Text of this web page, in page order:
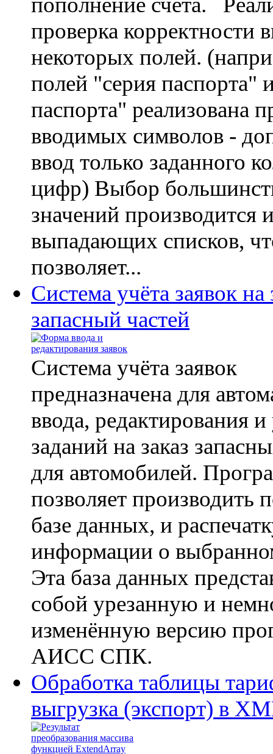
проверка корректности
некоторых полей.
полей "серия паспорта"
паспорта" реализована
вводимых символов -
ввод только заданного
цифр) Выбор
значений производится
выпадающих списков,
позволяет...
Система учёта заявок на
запасный частей
Система учёта заявок
предназначена для
ввода, редактирования и
заданий на заказ
для автомобилей.
позволяет производить
базе данных, и
информации о
Эта база данных
собой урезанную и
изменённую версию
АИСС СПК.
Обработка таблицы
выгрузка (экспорт) в